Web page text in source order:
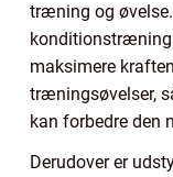
træning og
konditionstræning
maksimere
træningsøvelser,
kan forbedre den
Derudover er